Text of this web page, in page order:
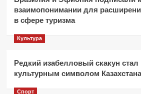
взаимопонимании для
в сфере туризма
Культура
Редкий изабелловый скакун
культурным символом Казахстана
Спорт